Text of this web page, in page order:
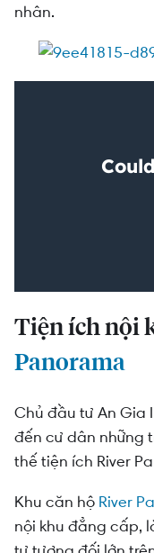
nhân.
Tiện ích nội
Panorama
Chủ đầu tư An Gia
đến cư dân những
thế tiện ích River
Khu căn hộ River
nội khu đẳng cấp,